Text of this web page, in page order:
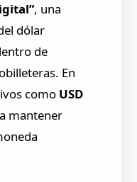
, una
dólar
de
En
como USD
mantener